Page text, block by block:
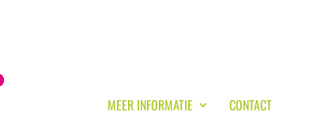
MEER INFORMATIE CONTACT